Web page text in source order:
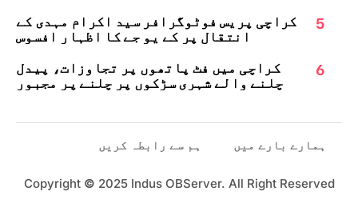
5
کراچی پریس فوٹوگرافر سید اکرام مہدی کے
انتقال پر کے یو جے کا اظہارِ افسوس
6
کراچی میں فٹ پاتھوں پر تجاوزات، پیدل
چلنے والے شہری سڑکوں پر چلنے پر مجبور
ہمارے بارے میں ہم سے رابطہ کریں
Copyright © 2025 Indus OBServer. All Right Reserved